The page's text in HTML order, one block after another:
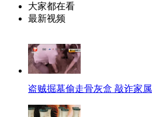
大家都在看
最新视频
盗贼掘墓偷走骨灰盒 敲诈家属